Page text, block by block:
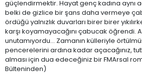
güçlendirmektir. Hayat genç kadına aynı
belki de gizlice bir şans daha vermeye
ördüğü yalnızlık duvarları birer birer
karşı koyamayacağını çabucak öğrendi.
unutamıyordu… Zamanın külleriyle
pencerelerini ardına kadar açacağınız,
alması için dua edeceğiniz bir FMArsal
Bülteninden)